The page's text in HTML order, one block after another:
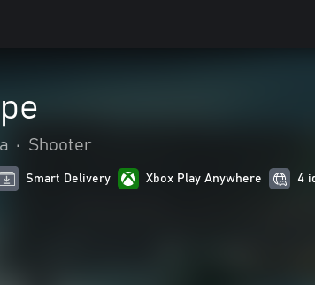
• Shooter
Smart Delivery Xbox Play Anywhere 4